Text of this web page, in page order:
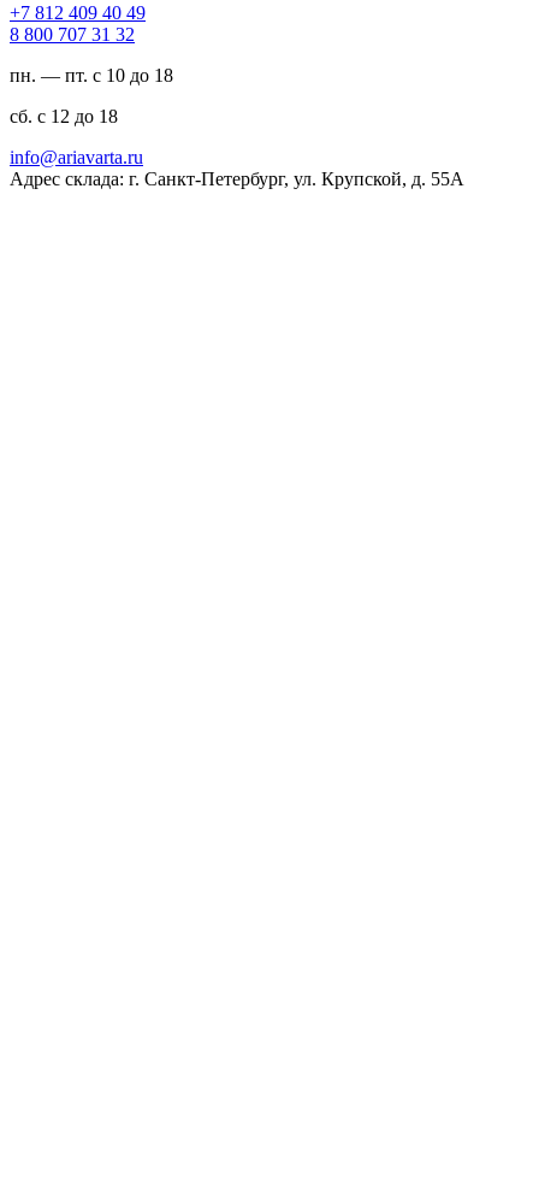
94 04 904 218 7+
23 13 707 008 8
пн. — пт. с 10 до 18
сб. с 12 до 18
ur.atravaira@ofni
Адрес склада: г. Санкт-Петербург, ул. Крупской, д. 55А